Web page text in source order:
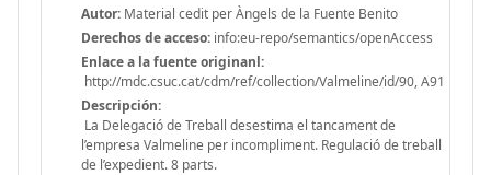
Autor: Material cedit per Àngels de la Fuente Benito
Derechos de acceso: info:eu-repo/semantics/openAccess
Enlace a la fuente originanl:
http://mdc.csuc.cat/cdm/ref/collection/Valmeline/id/90, A91
Descripción:
La Delegació de Treball desestima el tancament de
l’empresa Valmeline per incompliment. Regulació de treball
de l’expedient. 8 parts.